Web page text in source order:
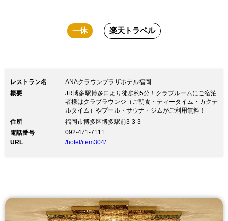
一休 楽天トラベル
レストラン名
ANAクラウンプラザホテル福岡
概要
JR博多駅博多口より徒歩約5分！クラブルームにご宿泊
者様はクラブラウンジ（ご朝食・ティータイム・カクテ
ルタイム）やプール・サウナ・ジムがご利用無料！
住所
福岡市博多区博多駅前3-3-3
電話番号
092-471-7111
URL
/hotel/item304/